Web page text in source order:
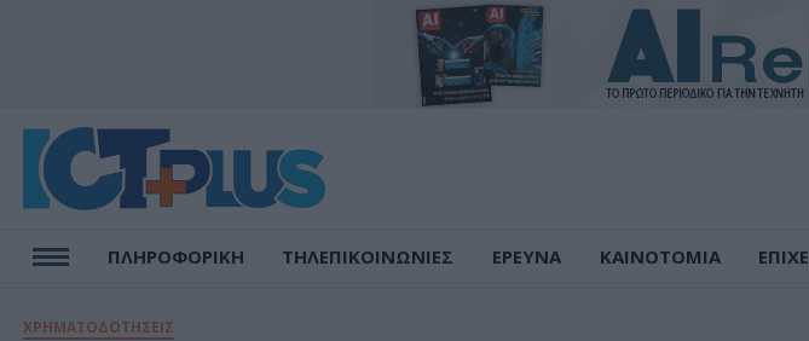
ΠΛΗΡΟΦΟΡΙΚΗ ΤΗΛΕΠΙΚΟΙΝΩΝΙΕΣ ΕΡΕΥΝΑ ΚΑΙΝΟΤΟΜΙΑ
ΧΡΗΜΑΤΟΔΟΤΗΣΕΙΣ